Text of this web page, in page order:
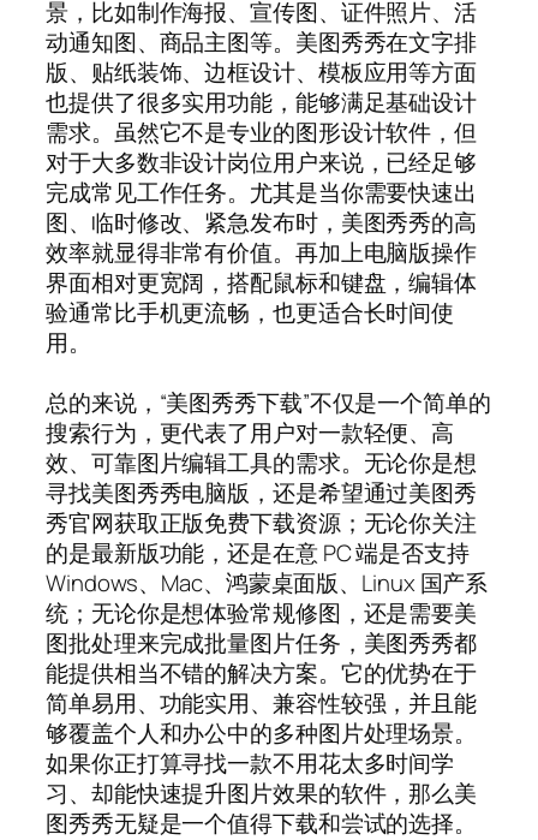
景，比如制作海报、宣传图、证件照片、活
动通知图、商品主图等。美图秀秀在文字排
版、贴纸装饰、边框设计、模板应用等方面
也提供了很多实用功能，能够满足基础设计
需求。虽然它不是专业的图形设计软件，但
对于大多数非设计岗位用户来说，已经足够
完成常见工作任务。尤其是当你需要快速出
图、临时修改、紧急发布时，美图秀秀的高
效率就显得非常有价值。再加上电脑版操作
界面相对更宽阔，搭配鼠标和键盘，编辑体
验通常比手机更流畅，也更适合长时间使
用。
总的来说，“美图秀秀下载”不仅是一个简单的
搜索行为，更代表了用户对一款轻便、高
效、可靠图片编辑工具的需求。无论你是想
寻找美图秀秀电脑版，还是希望通过美图秀
秀官网获取正版免费下载资源；无论你关注
的是最新版功能，还是在意 PC 端是否支持
Windows、Mac、鸿蒙桌面版、Linux 国产系
统；无论你是想体验常规修图，还是需要美
图批处理来完成批量图片任务，美图秀秀都
能提供相当不错的解决方案。它的优势在于
简单易用、功能实用、兼容性较强，并且能
够覆盖个人和办公中的多种图片处理场景。
如果你正打算寻找一款不用花太多时间学
习、却能快速提升图片效果的软件，那么美
图秀秀无疑是一个值得下载和尝试的选择。